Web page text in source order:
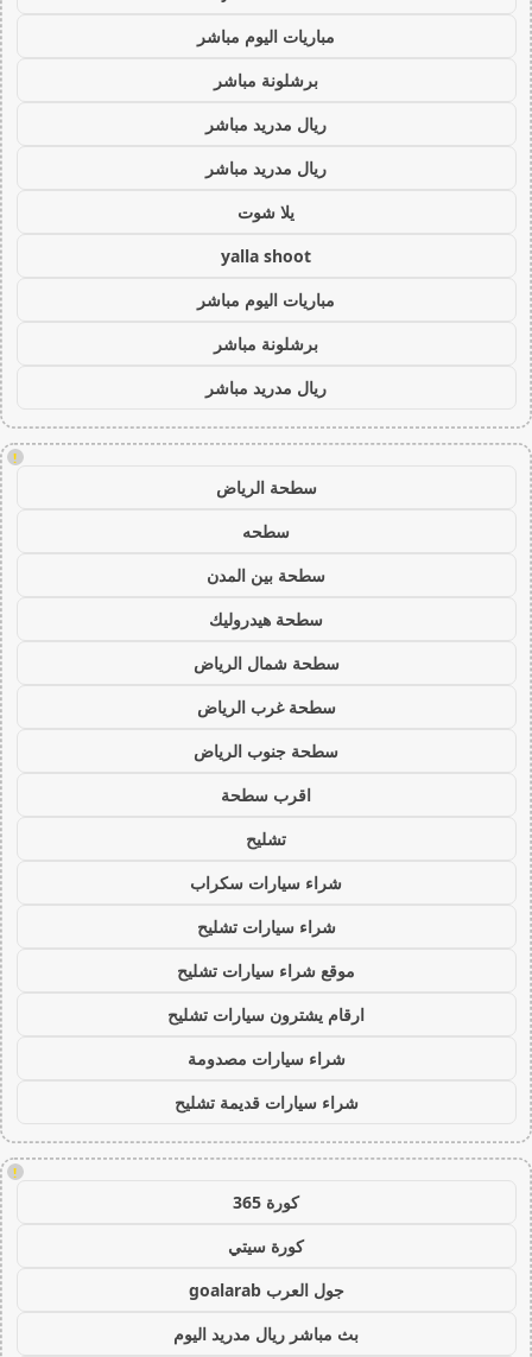
مباريات اليوم مباشر
برشلونة مباشر
ريال مدريد مباشر
ريال مدريد مباشر
يلا شوت
yalla shoot
مباريات اليوم مباشر
برشلونة مباشر
ريال مدريد مباشر
!
سطحة الرياض
سطحه
سطحة بين المدن
سطحة هيدروليك
سطحة شمال الرياض
سطحة غرب الرياض
سطحة جنوب الرياض
اقرب سطحة
تشليح
شراء سيارات سكراب
شراء سيارات تشليح
موقع شراء سيارات تشليح
ارقام يشترون سيارات تشليح
شراء سيارات مصدومة
شراء سيارات قديمة تشليح
!
كورة 365
كورة سيتي
جول العرب goalarab
بث مباشر ريال مدريد اليوم